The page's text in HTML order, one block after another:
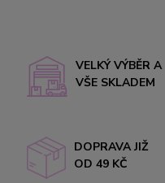
VELKÝ VÝBĚR A
VŠE SKLADEM
DOPRAVA JIŽ
OD 49 KČ